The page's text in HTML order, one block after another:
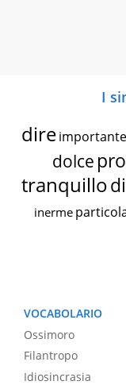
I
dire importante
dolce
tranquillo
inerme
VOCABOLARIO
Ossimoro
Filantropo
Idiosincrasia